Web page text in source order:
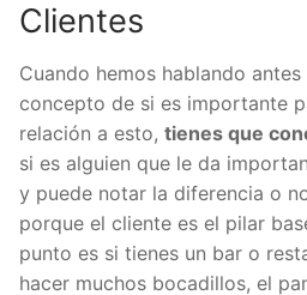
Clientes
Cuando hemos hablando
concepto de si es importante
relación a esto, tienes que
si es alguien que le da
y puede notar la diferencia o
porque el cliente es el pilar
punto es si tienes un bar o
hacer muchos bocadillos, el